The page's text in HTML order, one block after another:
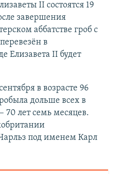
II состоятся 19
завершения
аббатстве гроб с
в
Елизавета II будет
в возрасте 96
дольше всех в
70 лет семь месяцев.
под именем Карл